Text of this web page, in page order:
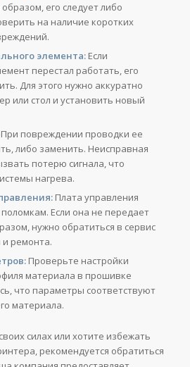
его следует либо
на наличие коротких
элемента:Если
перестал работать, его
Для этого нужно аккуратно
или стол и установить новый
повреждении проводки ее
либо заменить. Неисправная
потерю сигнала, что
нагрева.
Плата управления
Если она не передает
нужно обратиться в сервис
и ремонта.
Проверьте настройки
материала в прошивке
что параметры соответствуют
материала.
силах или хотите избежать
рекомендуется обратиться